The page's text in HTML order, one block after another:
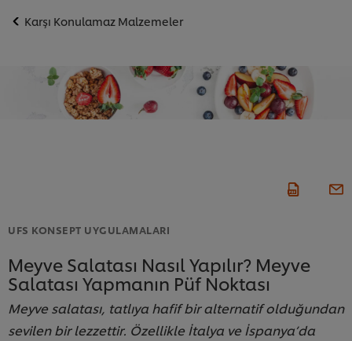
Karşı Konulamaz Malzemeler
UFS KONSEPT UYGULAMALARI
Meyve Salatası Nasıl Yapılır? Meyve
Salatası Yapmanın Püf Noktası
Meyve salatası, tatlıya hafif bir alternatif olduğundan
sevilen bir lezzettir. Özellikle İtalya ve İspanya’da